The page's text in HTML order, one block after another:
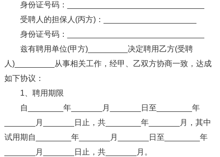
身份证号码：_______________________________
受聘人的担保人(丙方)：_____________________
身份证号码：_______________________________
兹有聘用单位(甲方)_________决定聘用乙方(受聘
人)_________从事相关工作，经甲、乙双方协商一致，达成
如下协议：
1、聘用期限
自________年_______月_______日至________年
_______月_______日止，共________年_______月，其中
试用期自________年_______月_______日至________年
_______月_______日止，共_______月。